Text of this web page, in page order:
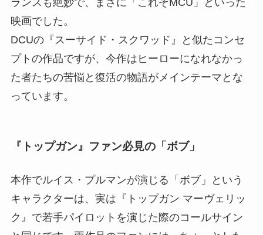
ランスも絶妙で、まさに「これぞMCU」といった
映画でした。
DCUの『スーサイド・スクワッド』と似たコンセ
プトの作品ですが、今作はヒーローになれなかっ
た者たちの苦悩と復活の物語がメインテーマとな
っています。
『トップガン』ファン必見の「ボブ」
本作でルイス・プルマンが演じる「ボブ」という
キャラクターは、実は『トップガン マーヴェリッ
ク』で若手パイロットを演じた際のコールサイン